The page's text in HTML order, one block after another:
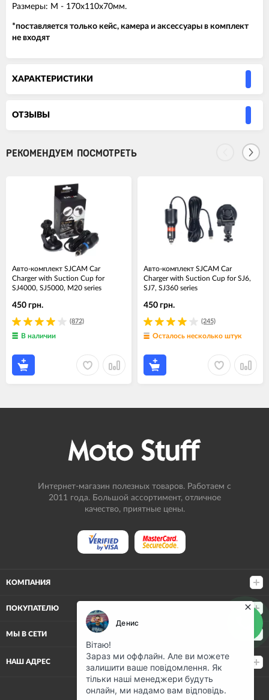
Размеры: М - 170х110х70мм.
*поставляется только кейс, камера и аксессуары в комплект
не входят
ХАРАКТЕРИСТИКИ
ОТЗЫВЫ
РЕКОМЕНДУЕМ ПОСМОТРЕТЬ
Авто-комплект SJCAM Car
Charger with Suction Cup for
SJ4000, SJ5000, M20 series
(872)
450 грн.
В наличии
Авто-комплект SJCAM Car
Charger with Suction Cup for SJ6,
SJ7, SJ360 series
(245)
450 грн.
Осталось несколько штук
Интернет-магазин полезных товаров. Работаем с
2011 года. Большой ассортимент, отличное
качество, приятные цены.
КОМПАНИЯ
ПОКУПАТЕЛЮ
МЫ В СЕТИ
НАШ АДРЕС
(068) 80-500-80